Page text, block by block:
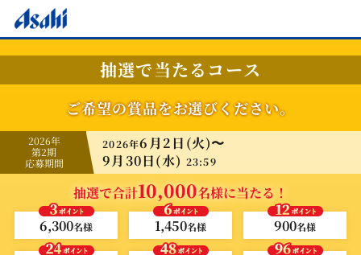
抽選で当たるコース
ご希望の賞品をお選びください。
2026年
第2期
応募期間
2026年6月2日(火)〜
9月30日(水) 23:59
抽選で合計10,000名様に当たる！
6,300名様 1,450名様 900名様